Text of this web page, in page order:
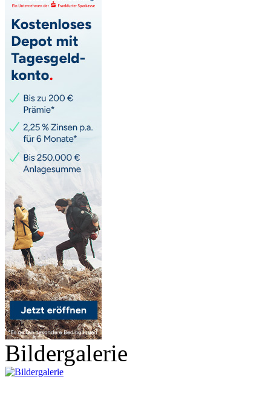
Bildergalerie